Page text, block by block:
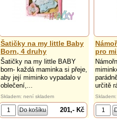
Šatičky na my little Baby
Born, 4 druhy
Šatičky na my little BABY
born- každá maminka si přeje,
aby její miminko vypadalo v
oblečení,...
Skladem: není skladem
201,- Kč
pro
určitě